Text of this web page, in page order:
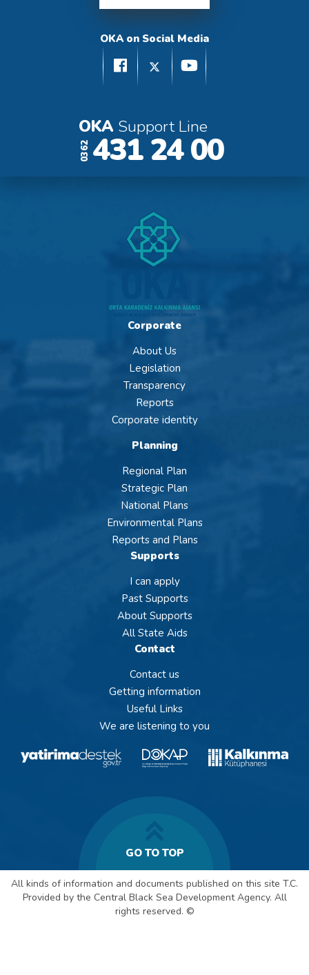
OKA on Social Media
OKA Support Line
0362 431 24 00
Corporate
About Us
Legislation
Transparency
Reports
Corporate identity
Planning
Regional Plan
Strategic Plan
National Plans
Environmental Plans
Reports and Plans
Supports
I can apply
Past Supports
About Supports
All State Aids
Contact
Contact us
Getting information
Useful Links
We are listening to you
GO TO TOP
All kinds of information and documents published on this site T.C.
Provided by the Central Black Sea Development Agency. All
rights reserved. ©